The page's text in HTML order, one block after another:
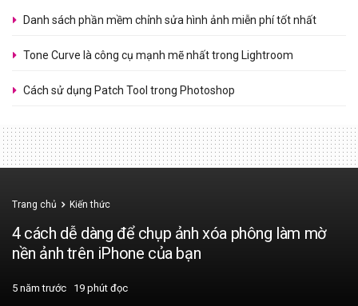
Danh sách phần mềm chỉnh sửa hình ảnh miễn phí tốt nhất
Tone Curve là công cụ mạnh mẽ nhất trong Lightroom
Cách sử dụng Patch Tool trong Photoshop
Trang chủ Kiến thức
4 cách dễ dàng để chụp ảnh xóa phông làm mờ
nền ảnh trên iPhone của bạn
5 năm trước 19 phút đọc